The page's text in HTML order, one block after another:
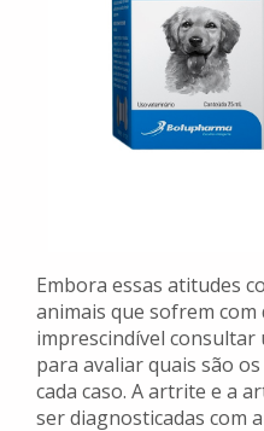
Embora essas atitudes
animais que sofrem
imprescindível
para avaliar quais são
cada caso. A artrite e a
ser diagnosticadas com